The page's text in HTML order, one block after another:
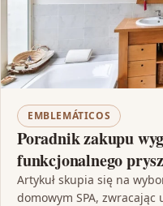
EMBLEMÁTICOS
Poradnik zakupu
funkcjonalnego
Artykuł skupia się na
domowym SPA,